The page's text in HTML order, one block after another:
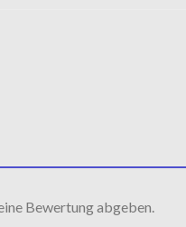
Bewertung abgeben.